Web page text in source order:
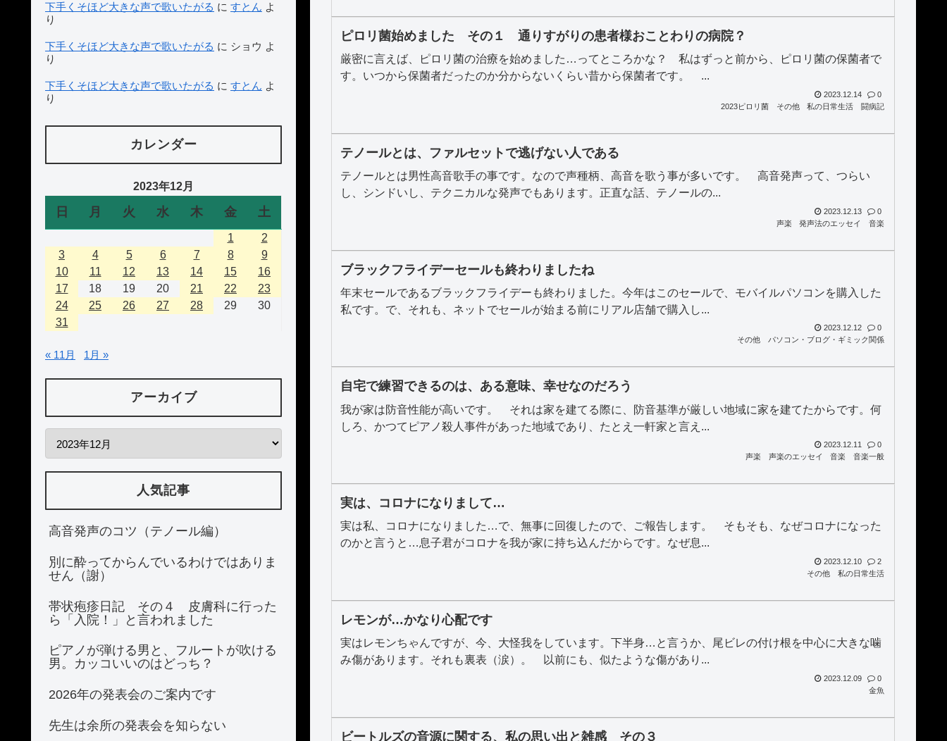
ピロリ菌始めました その１ 通りすがりの患者様おことわりの病院？
厳密に言えば、ピロリ菌の治療を始めました…ってところかな？ 私はずっと前から、ピロリ菌の保菌者で
す。いつから保菌者だったのか分からないくらい昔から保菌者です。 ...
2023.12.14
0
2023ピロリ菌
その他 私の日常生活 闘病記
テノールとは、ファルセットで逃げない人である
テノールとは男性高音歌手の事です。なので声種柄、高音を歌う事が多いです。 高音発声って、つらい
し、シンドいし、テクニカルな発声でもあります。正直な話、テノールの...
2023.12.13
0
声楽
発声法のエッセイ 音楽
ブラックフライデーセールも終わりましたね
年末セールであるブラックフライデーも終わりました。今年はこのセールで、モバイルパソコンを購入した
私です。で、それも、ネットでセールが始まる前にリアル店舗で購入し...
2023.12.12
0
その他
パソコン・ブログ・ギミック関係
自宅で練習できるのは、ある意味、幸せなのだろう
我が家は防音性能が高いです。 それは家を建てる際に、防音基準が厳しい地域に家を建てたからです。何
しろ、かつてピアノ殺人事件があった地域であり、たとえ一軒家と言え...
2023.12.11
0
声楽
声楽のエッセイ 音楽 音楽一般
実は、コロナになりまして…
実は私、コロナになりました…で、無事に回復したので、ご報告します。 そもそも、なぜコロナになった
のかと言うと…息子君がコロナを我が家に持ち込んだからです。なぜ息...
2023.12.10
2
その他
私の日常生活
レモンが…かなり心配です
実はレモンちゃんですが、今、大怪我をしています。下半身…と言うか、尾ビレの付け根を中心に大きな噛
み傷があります。それも裏表（涙）。 以前にも、似たような傷があり...
2023.12.09
0
金魚
ビートルズの音源に関する、私の思い出と雑感 その３
下手くそほど大きな声で歌いたがる に すとん よ
り
下手くそほど大きな声で歌いたがる に ショウ よ
り
下手くそほど大きな声で歌いたがる に すとん よ
り
カレンダー
2023年12月
日 月 火 水 木 金 土
1
2
3
4 5 6 7 8
9
10
11 12 13 14 15
16
17
18 19 20 21 22
23
24
25 26 27 28 29
30
31
« 11月 1月 »
アーカイブ
人気記事
高音発声のコツ（テノール編）
別に酔ってからんでいるわけではありま
せん（謝）
帯状疱疹日記 その４ 皮膚科に行った
ら「入院！」と言われました
ピアノが弾ける男と、フルートが吹ける
男。カッコいいのはどっち？
2026年の発表会のご案内です
先生は余所の発表会を知らない